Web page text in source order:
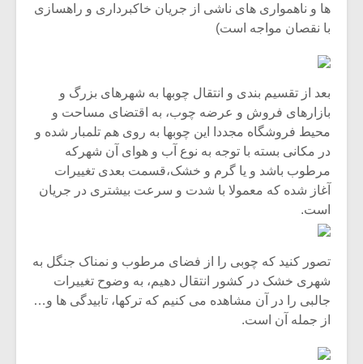
ها و ناهمواری های ناشی از جریان خاکبرداری و راهسازی
با نقصان مواجه است)
بعد از تقسیم بندی و انتقال چوبها به شهرهای بزرگ و
بازارهای فروش و عرضه چوب، به اقتضای مساحت و
محیط فروشگاه مجددا این چوبها به روی هم تلمبار شده و
در مکانی بسته با توجه به نوع آب و هوای آن شهرکه
مرطوب باشد و یا گرم و خشک،قسمت بعدی تغییرات
آغاز شده که معمولا با شدت و سرعت بیشتری در جریان
است.
تصور کنید که چوبی را از فضای مرطوب و نمناک جنگل به
شهری خشک در کشور انتقال دهیم، به وضوح تغییرات
جالبی را در آن مشاهده می کنیم که ترکها، تابیدگی ها و…
از جمله آن است.